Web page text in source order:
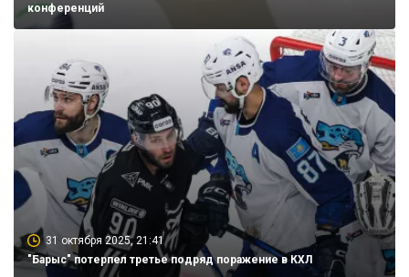
конференций
31 октября 2025, 21:41
"Барыс" потерпел третье подряд поражение в КХЛ